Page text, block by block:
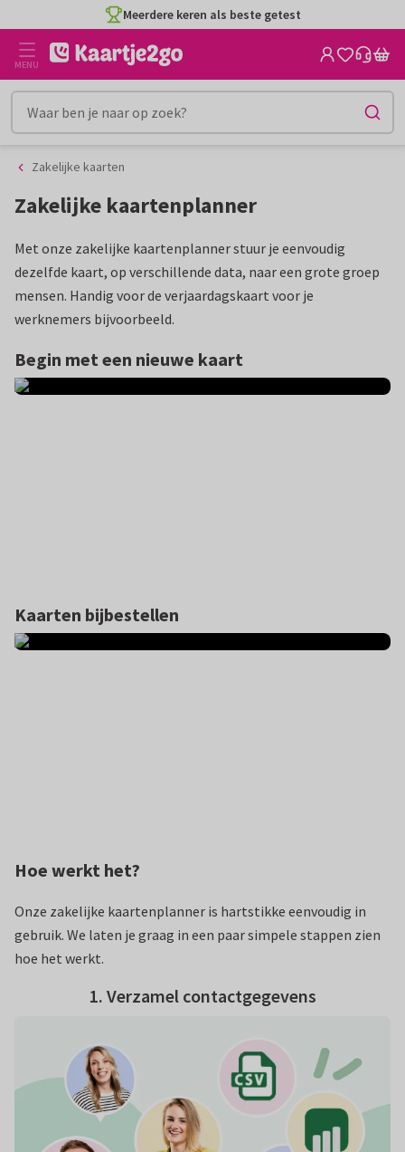
naar
inhoud
naar
het
filter
Meerdere keren als beste getest
MENU
Zakelijke kaarten
Zakelijke kaartenplanner
Met onze zakelijke kaartenplanner stuur je eenvoudig
dezelfde kaart, op verschillende data, naar een grote groep
mensen. Handig voor de verjaardagskaart voor je
werknemers bijvoorbeeld.
Begin met een nieuwe kaart
Kaarten bijbestellen
Hoe werkt het?
Onze zakelijke kaartenplanner is hartstikke eenvoudig in
gebruik. We laten je graag in een paar simpele stappen zien
hoe het werkt.
1. Verzamel contactgegevens